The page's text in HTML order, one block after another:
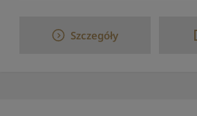
Szczegóły